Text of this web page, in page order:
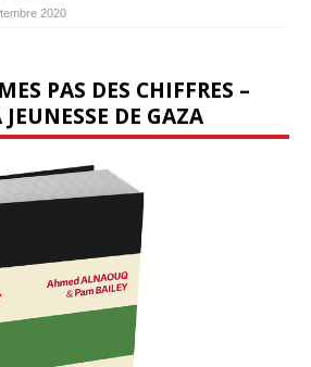
2020
PAS DES CHIFFRES –
DE GAZA